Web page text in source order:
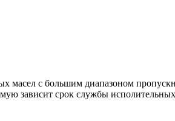
масел с большим диапазоном
зависит срок службы